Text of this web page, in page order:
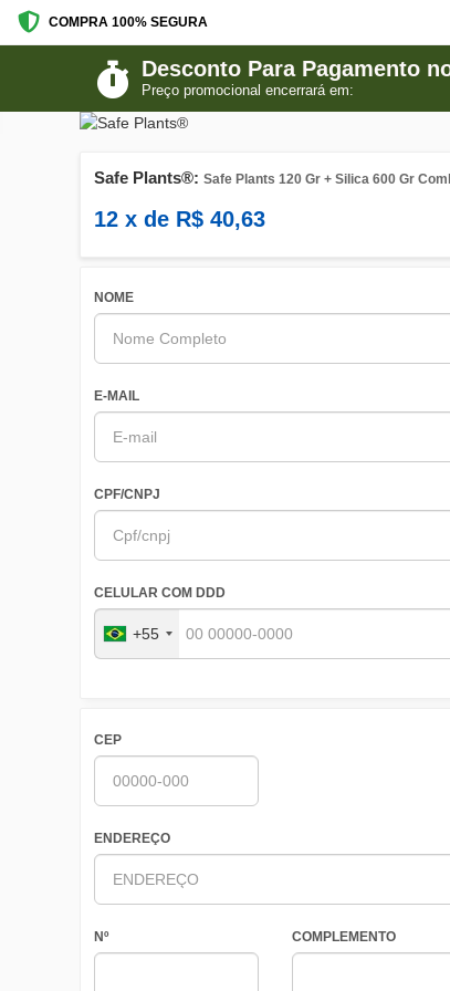
COMPRA 100% SEGURA
Desconto Para Pagamento
Preço promocional encerrará em:
Safe Plants®: Safe Plants 120 Gr + Silica 600 Gr
12 x de R$ 40,63
NOME
E-MAIL
CPF/CNPJ
CELULAR COM DDD
+55
CEP
ENDEREÇO
Nº COMPLEMENTO